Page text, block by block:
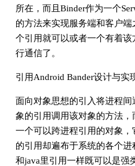
所在，而且Binder作为一个
的方法来实现服务端和客户
个引用就可以或者一个有着
行通信了。
引用Android Bander设计与实
面向对象思想的引入将进程
象的引用调用该对象的方法
一个可以跨进程引用的对象
的引用却遍布于系统的各个
和java里引用一样既可以是强